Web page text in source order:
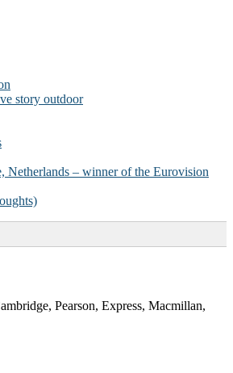
story outdoor
Netherlands – winner of the Eurovision
Pearson, Express, Macmillan,